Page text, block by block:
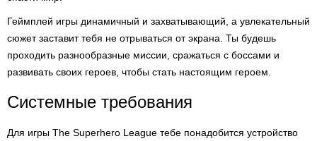
Геймплей игры динамичный и захватывающий, а увлекательный
сюжет заставит тебя не отрываться от экрана. Ты будешь
проходить разнообразные миссии, сражаться с боссами и
развивать своих героев, чтобы стать настоящим героем.
Системные требования
Для игры The Superhero League тебе понадобится устройство